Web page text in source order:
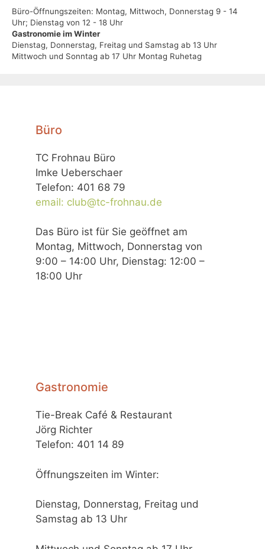
Büro-Öffnungszeiten: Montag, Mittwoch, Donnerstag 9 - 14
Uhr; Dienstag von 12 - 18 Uhr
Gastronomie im Winter
Dienstag, Donnerstag, Freitag und Samstag ab 13 Uhr
Mittwoch und Sonntag ab 17 Uhr Montag Ruhetag
Büro
TC Frohnau Büro
Imke Ueberschaer
Telefon: 401 68 79
email: club@tc-frohnau.de
Das Büro ist für Sie geöffnet am
Montag, Mittwoch, Donnerstag von
9:00 – 14:00 Uhr, Dienstag: 12:00 –
18:00 Uhr
Gastronomie
Tie-Break Café & Restaurant
Jörg Richter
Telefon: 401 14 89
Öffnungszeiten im Winter:
Dienstag, Donnerstag, Freitag und
Samstag ab 13 Uhr